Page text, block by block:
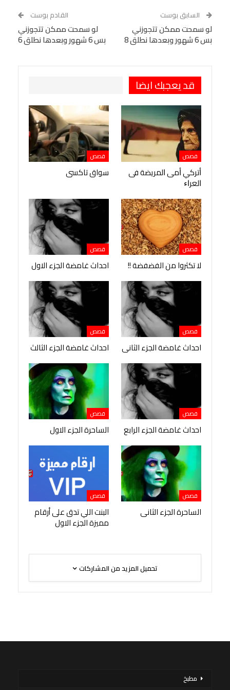
Tumblr
البريد الإلكتروني
StumbleUpon
VK
Digg
LINE
BlackBerry
Viber
السابق بوست
لو سمحت ممكن تتجوزني
بس 6 شهور وبعدها نطلق 8
القادم بوست
لو سمحت ممكن تتجوزني
بس 6 شهور وبعدها نطلق 6
قد يعجبك ايضا
قصص
ﺃﺗﺮﻛﻲ ﺃﻣﻰ ﺍﻟﻤﺮﻳﻀﺔ ﻓﻰ
ﺍﻟﻌﺮﺍﺀ
قصص
سواق تاكسى
قصص
لا تكثروا من الفضفضة !!
قصص
احداث غامضة الجزء الاول
قصص
احداث غامضة الجزء الثانى
قصص
احداث غامضة الجزء الثالث
قصص
احداث غامضة الجزء الرابع
قصص
الساحرة الجزء الاول
قصص
الساحرة الجزء الثانى
قصص
البنت اللي تدق على أرقام
مميزة الجزء الاول
تحميل المزيد من المشاركات
مطبخ